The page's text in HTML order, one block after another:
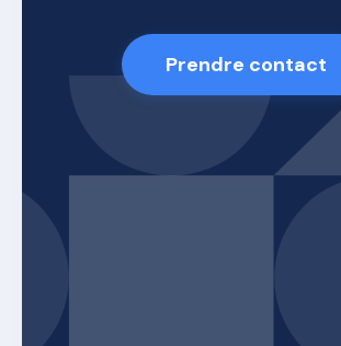
Prendre contact